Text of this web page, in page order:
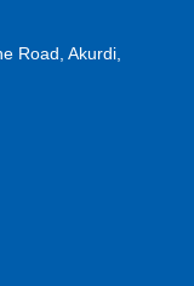
Road, Akurdi,